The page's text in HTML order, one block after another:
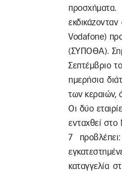
Vodafone)
(ΣΥΠΟΘΑ).
Σεπτέμβριο
ημερήσια
των κεραιών,
Οι δύο
ενταχθεί
7
καταγγελία